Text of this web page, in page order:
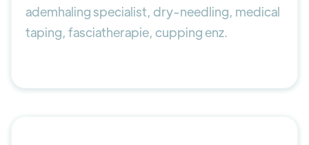
ademhaling specialist, dry-needling, medical
taping, fasciatherapie, cupping enz.